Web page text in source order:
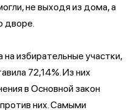
не выходя из дома, а
дворе.
избирательные участки,
72,14%. Из них
в Основной закон
них. Самыми